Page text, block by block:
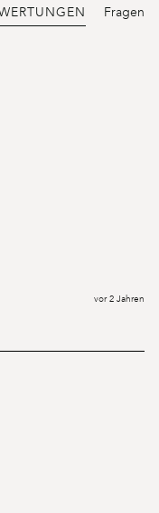
Fragen
vor 2 Jahren